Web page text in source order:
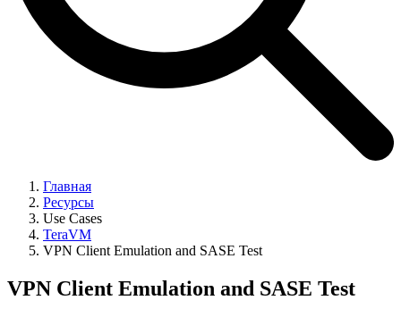
Главная
Ресурсы
Use Cases
TeraVM
VPN Client Emulation and SASE Test
VPN Client Emulation and SASE Test